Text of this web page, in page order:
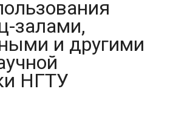
залами,
и другими
НГТУ